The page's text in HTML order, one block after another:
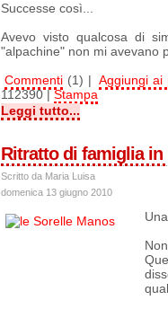
Successe così...
Avevo visto qualcosa di
"alpachine" non mi avevano
Commenti (1) | Aggiungi ai
112390 |Stampa
Leggi tutto...
Ritratto di famiglia
Scritto da Maria Luisa
domenica 13 giugno 2010